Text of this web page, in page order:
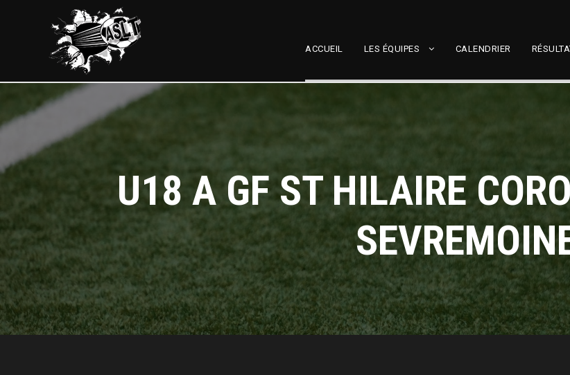
ACCUEIL LES ÉQUIPES CALENDRIER
U18 A GF ST HILAIRE